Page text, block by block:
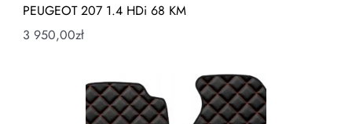
PEUGEOT 207 1.4 HDi 68 KM
3 950,00zł